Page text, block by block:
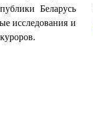
Беларусь
исследования и